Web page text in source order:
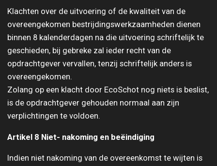
Klachten over de uitvoering of de kwaliteit van de
overeengekomen bestrijdingswerkzaamheden dienen
binnen 8 kalenderdagen na die uitvoering schriftelijk te
geschieden, bij gebreke zal ieder recht van de
opdrachtgever vervallen, tenzij schriftelijk anders is
overeengekomen.
Zolang op een klacht door EcoSchot nog niets is beslist,
is de opdrachtgever gehouden normaal aan zijn
verplichtingen te voldoen.
Artikel 8 Niet- nakoming en beëindiging
Indien niet nakoming van de overeenkomst te wijten is